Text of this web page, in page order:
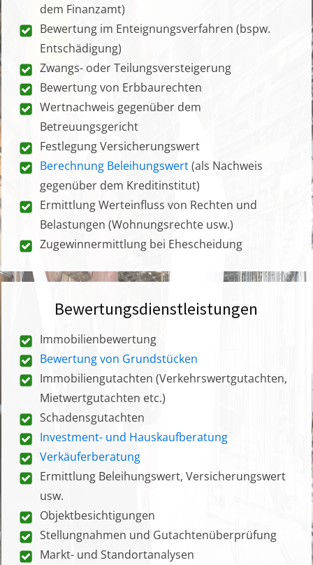
dem Finanzamt)
Bewertung im Enteignungsverfahren (bspw.
Entschädigung)
Zwangs- oder Teilungsversteigerung
Bewertung von Erbbaurechten
Wertnachweis gegenüber dem
Betreuungsgericht
Festlegung Versicherungswert
Berechnung Beleihungswert(als Nachweis
gegenüber dem Kreditinstitut)
Ermittlung Werteinfluss von Rechten und
Belastungen (Wohnungsrechte usw.)
Zugewinnermittlung bei Ehescheidung
Bewertungsdienstleistungen
Immobilienbewertung
Bewertung von Grundstücken
Immobiliengutachten (Verkehrswertgutachten,
Mietwertgutachten etc.)
Schadensgutachten
Investment- und Hauskaufberatung
Verkäuferberatung
Ermittlung Beleihungswert, Versicherungswert
usw.
Objektbesichtigungen
Stellungnahmen und Gutachtenüberprüfung
Markt- und Standortanalysen